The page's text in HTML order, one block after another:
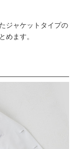
ジャケットタイプの
めます。